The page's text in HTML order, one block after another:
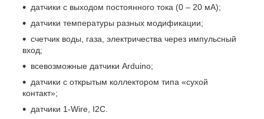
датчики с выходом постоянного тока (0 – 20 мА);
датчики температуры разных модификации;
счетчик воды, газа, электричества через импульсный
вход;
всевозможные датчики Arduino;
датчики с открытым коллектором типа «сухой
контакт»;
датчики 1-Wire, I2C.